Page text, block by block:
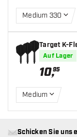
Medium 330
Target K-
Auf Lager
10,95
Medium
Schicken Sie uns